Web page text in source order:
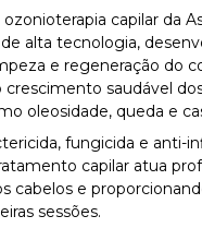
capilar da
alta tecnologia,
e regeneração do
crescimento saudável
oleosidade, queda e
fungicida e anti-
capilar atua
cabelos e
sessões.